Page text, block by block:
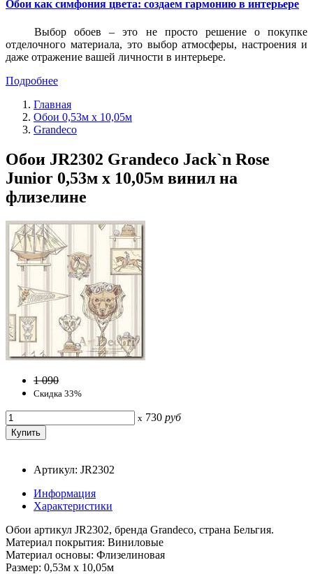
Обои как симфония цвета: создаем гармонию в интерьере
Выбор обоев – это не просто решение о покупке
отделочного материала, это выбор атмосферы, настроения и
даже отражение вашей личности в интерьере.
Подробнее
Главная
Обои 0,53м x 10,05м
Grandeco
Обои JR2302 Grandeco Jack`n Rose
Junior 0,53м x 10,05м винил на
флизелине
1 090
Скидка 33%
x 730 руб
Артикул: JR2302
Информация
Характеристики
Обои артикул JR2302, бренда Grandeco, страна Бельгия.
Материал покрытия: Виниловые
Материал основы: Флизелиновая
Размер: 0,53м x 10,05м